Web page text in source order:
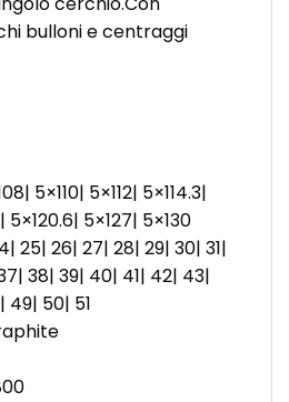
bulloni e centraggi
5×110| 5×112| 5×114.3|
5×120.6| 5×127| 5×130
25| 26| 27| 28| 29| 30| 31|
38| 39| 40| 41| 42| 43|
50| 51